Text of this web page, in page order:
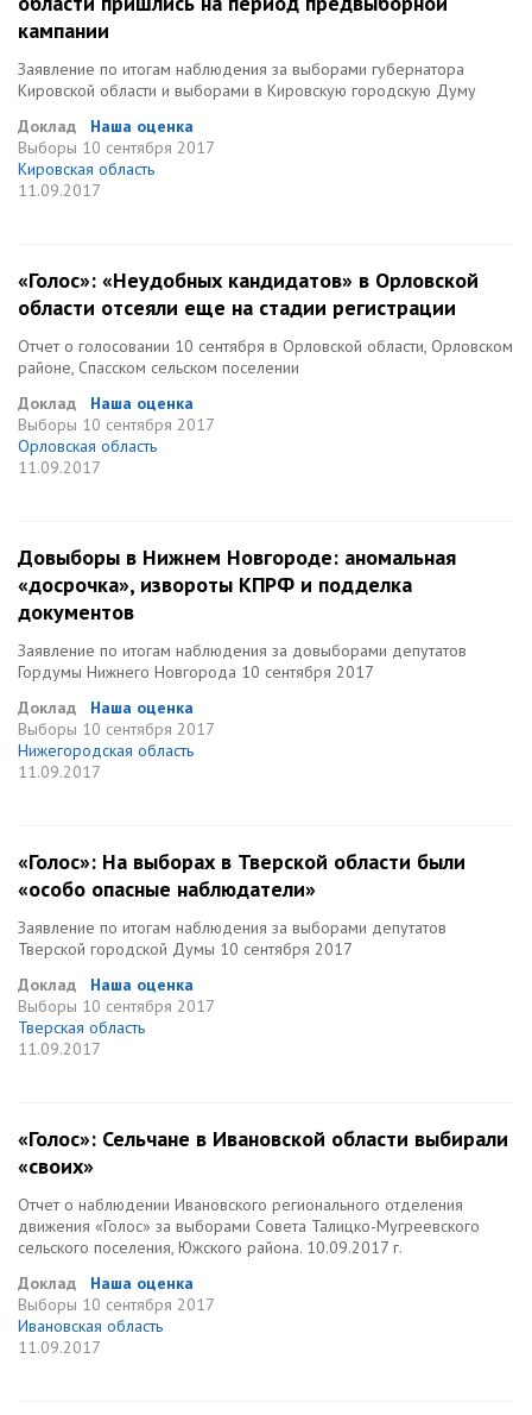
кампании
Заявление по итогам наблюдения за выборами губернатора
Кировской области и выборами в Кировскую городскую Думу
Доклад
Наша оценка
Выборы 10 сентября 2017
Кировская область
11.09.2017
«Голос»: «Неудобных кандидатов» в Орловской
области отсеяли еще на стадии регистрации
Отчет о голосовании 10 сентября в Орловской области, Орловском
районе, Спасском сельском поселении
Доклад
Наша оценка
Выборы 10 сентября 2017
Орловская область
11.09.2017
Довыборы в Нижнем Новгороде: аномальная
«досрочка», извороты КПРФ и подделка
документов
Заявление по итогам наблюдения за довыборами депутатов
Гордумы Нижнего Новгорода 10 сентября 2017
Доклад
Наша оценка
Выборы 10 сентября 2017
Нижегородская область
11.09.2017
«Голос»: На выборах в Тверской области были
«особо опасные наблюдатели»
Заявление по итогам наблюдения за выборами депутатов
Тверской городской Думы 10 сентября 2017
Доклад
Наша оценка
Выборы 10 сентября 2017
Тверская область
11.09.2017
«Голос»: Сельчане в Ивановской области выбирали
«своих»
Отчет о наблюдении Ивановского регионального отделения
движения «Голос» за выборами Совета Талицко-Мугреевского
сельского поселения, Южского района. 10.09.2017 г.
Доклад
Наша оценка
Выборы 10 сентября 2017
Ивановская область
11.09.2017